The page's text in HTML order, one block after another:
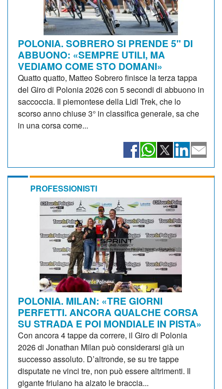
POLONIA. SOBRERO SI PRENDE 5" DI
ABBUONO: «SEMPRE UTILI, MA
VEDIAMO COME STO DOMANI»
Quatto quatto, Matteo Sobrero finisce la terza tappa
del Giro di Polonia 2026 con 5 secondi di abbuono in
saccoccia. Il piemontese della Lidl Trek, che lo
scorso anno chiuse 3° in classifica generale, sa che
in una corsa come...
PROFESSIONISTI
POLONIA. MILAN: «TRE GIORNI
PERFETTI. ANCORA QUALCHE CORSA
SU STRADA E POI MONDIALE IN PISTA»
Con ancora 4 tappe da correre, il Giro di Polonia
2026 di Jonathan Milan può considerarsi già un
successo assoluto. D’altronde, se su tre tappe
disputate ne vinci tre, non può essere altrimenti. Il
gigante friulano ha alzato le braccia...